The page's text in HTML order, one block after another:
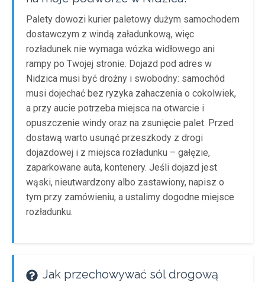
Palety dowozi kurier paletowy dużym samochodem
dostawczym z windą załadunkową, więc
rozładunek nie wymaga wózka widłowego ani
rampy po Twojej stronie. Dojazd pod adres w
Nidzica musi być drożny i swobodny: samochód
musi dojechać bez ryzyka zahaczenia o cokolwiek,
a przy aucie potrzeba miejsca na otwarcie i
opuszczenie windy oraz na zsunięcie palet. Przed
dostawą warto usunąć przeszkody z drogi
dojazdowej i z miejsca rozładunku – gałęzie,
zaparkowane auta, kontenery. Jeśli dojazd jest
wąski, nieutwardzony albo zastawiony, napisz o
tym przy zamówieniu, a ustalimy dogodne miejsce
rozładunku.
Jak przechowywać sól drogową